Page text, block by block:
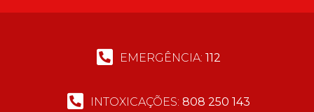
EMERGÊNCIA: 112
INTOXICAÇÕES: 808 250 143